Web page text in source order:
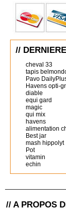
//
cheval 33
tapis
Pavo
Havens opti-
diable
equi gard
magic
qui mix
havens
alimentation
Best jar
mash hippolyt
Pot
vitamin
echin
// A PROPOS